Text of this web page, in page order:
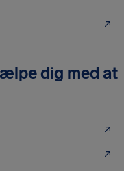
dig med at